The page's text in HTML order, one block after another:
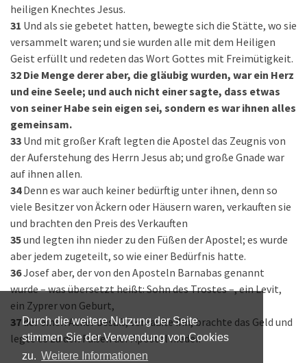
Durch die weitere Nutzung der Seite
stimmen Sie der Verwendung von Cookies
zu. Weitere Informationen
heiligen Knechtes Jesus.
31 Und als sie gebetet hatten, bewegte sich die Stätte, wo sie
versammelt waren; und sie wurden alle mit dem Heiligen
Geist erfüllt und redeten das Wort Gottes mit Freimütigkeit.
32 Die Menge derer aber, die gläubig wurden, war ein Herz
und eine Seele; und auch nicht einer sagte, dass etwas
von seiner Habe sein eigen sei, sondern es war ihnen alles
gemeinsam.
33 Und mit großer Kraft legten die Apostel das Zeugnis von
der Auferstehung des Herrn Jesus ab; und große Gnade war
auf ihnen allen.
34 Denn es war auch keiner bedürftig unter ihnen, denn so
viele Besitzer von Äckern oder Häusern waren, verkauften sie
und brachten den Preis des Verkauften
35und legten ihn nieder zu den Füßen der Apostel; es wurde
aber jedem zugeteilt, so wie einer Bedürfnis hatte.
36Josef aber, der von den Aposteln Barnabas genannt
wurde – was übersetzt heißt: Sohn des Trostes –, ein Levit,
ein Zyprer von Geburt,
37der einen Acker besaß, verkaufte ihn, brachte das Geld und
legte es zu den Füßen der Apostel nieder.